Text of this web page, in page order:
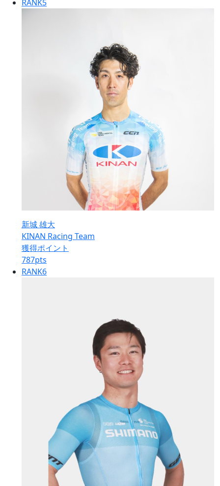
RANK5
新城 雄大
KINAN Racing Team
獲得ポイント
787pts
RANK6